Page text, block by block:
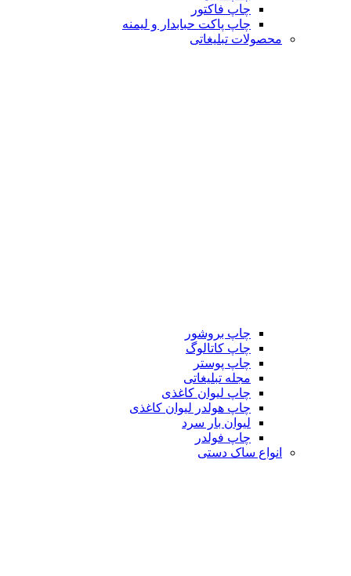
چاپ فاکتور
چاپ پاکت حبابدار و لیمنه
محصولات تبلیغاتی
چاپ بروشور
چاپ کاتالوگ
چاپ پوستر
مجله تبلیغاتی
چاپ لیوان کاغذی
چاپ هولدر لیوان کاغذی
لیوان بار سرد
چاپ فولدر
انواع ساک دستی